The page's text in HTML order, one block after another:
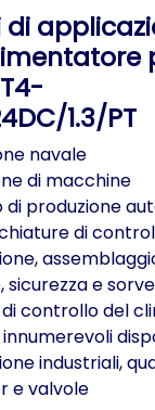
1.3/PT
navale
di macchine
di produzione
di
e
controllo del
industriali,
e valvole